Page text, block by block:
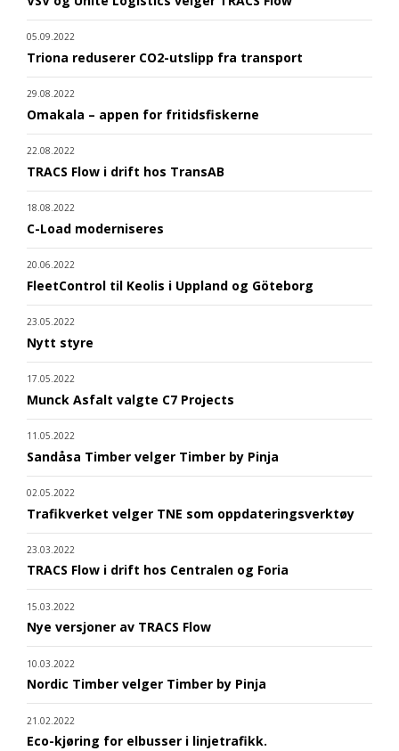
05.09.2022
Triona reduserer CO2-utslipp fra transport
29.08.2022
Omakala – appen for fritidsfiskerne
22.08.2022
TRACS Flow i drift hos TransAB
18.08.2022
C-Load moderniseres
20.06.2022
FleetControl til Keolis i Uppland og Göteborg
23.05.2022
Nytt styre
17.05.2022
Munck Asfalt valgte C7 Projects
11.05.2022
Sandåsa Timber velger Timber by Pinja
02.05.2022
Trafikverket velger TNE som oppdateringsverktøy
23.03.2022
TRACS Flow i drift hos Centralen og Foria
15.03.2022
Nye versjoner av TRACS Flow
10.03.2022
Nordic Timber velger Timber by Pinja
21.02.2022
Eco-kjøring for elbusser i linjetrafikk.